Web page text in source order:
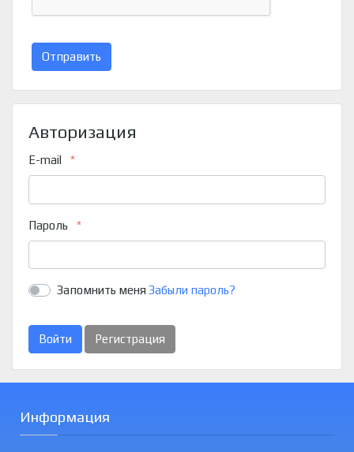
Авторизация
E-mail
Пароль
Запомнить меня Забыли пароль?
Войти Регистрация
Отправить
Информация